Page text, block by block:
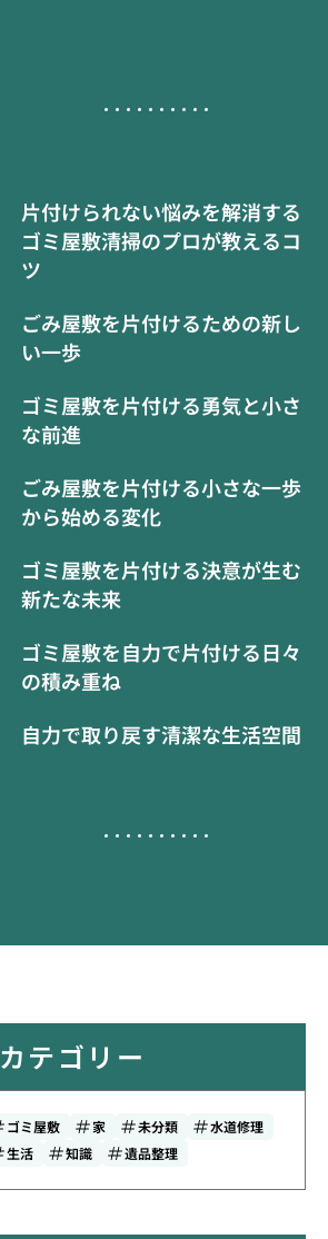
片付けられない悩みを解消する
ゴミ屋敷清掃のプロが教えるコ
ツ
ごみ屋敷を片付けるための新し
い一歩
ゴミ屋敷を片付ける勇気と小さ
な前進
ごみ屋敷を片付ける小さな一歩
から始める変化
ゴミ屋敷を片付ける決意が生む
新たな未来
ゴミ屋敷を自力で片付ける日々
の積み重ね
自力で取り戻す清潔な生活空間
カテゴリー
ゴミ屋敷 家 未分類
水道修理
生活
知識 遺品整理